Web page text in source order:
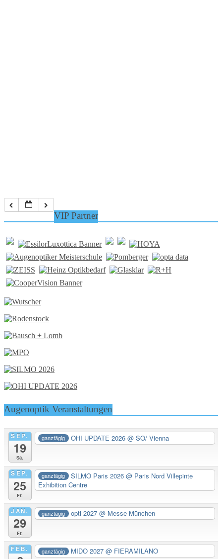
VIP Partner
Augenoptik Veranstaltungen
SEP.
19
Sa.
ganztägig OHI UPDATE 2026@ SO/ Vienna
SEP.
25
Fr.
ganztägig SILMO Paris 2026@ Paris Nord Villepinte
Exhibition Centre
JAN.
29
Fr.
ganztägig opti 2027@ Messe München
FEB. ganztägig MIDO 2027@ FIERAMILANO